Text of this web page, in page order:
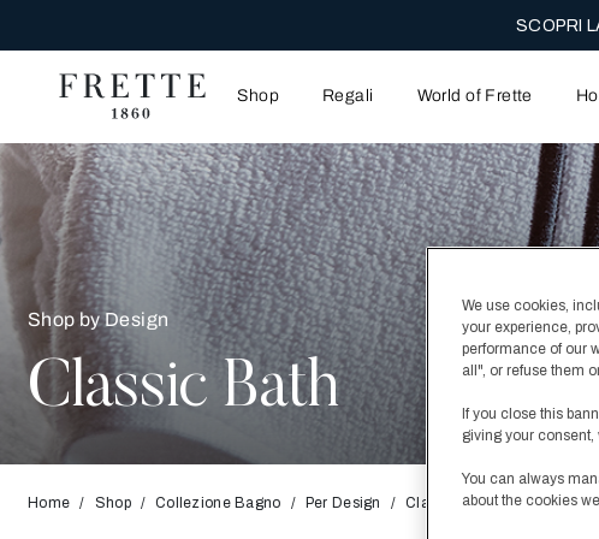
SCOPRI
Shop Regali World of Frette
Shop by Design
Classic Bath
Home Shop Collezione Bagno Per Design Classic
We use cookies,
your experience,
performance of our
all", or refuse them
If you close this
giving your
You can always
about the cookies